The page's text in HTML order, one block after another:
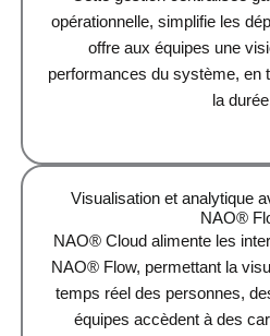
opérationnelle, simplifie les
offre aux équipes une
performances du système, en
la
Visualisation et analytique
NAO®
NAO® Cloud alimente les
NAO® Flow, permettant la
temps réel des personnes,
équipes accèdent à des